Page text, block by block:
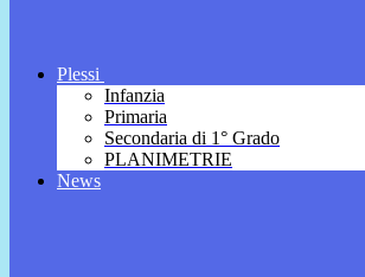
Plessi
Infanzia
Primaria
Secondaria di 1° Grado
PLANIMETRIE
News